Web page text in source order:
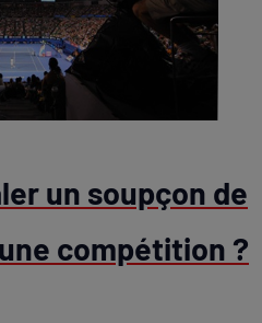
un soupçon de
compétition ?